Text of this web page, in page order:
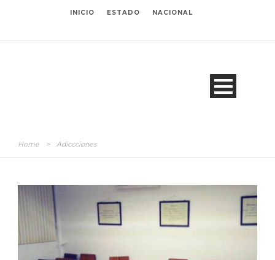
INICIO ESTADO NACIONAL
Home > Adiccciones